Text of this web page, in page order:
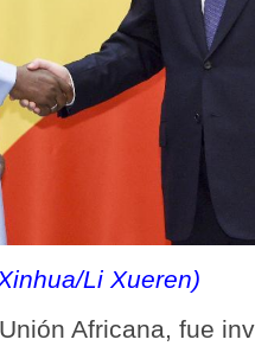
Li Xueren)
Africana, fue